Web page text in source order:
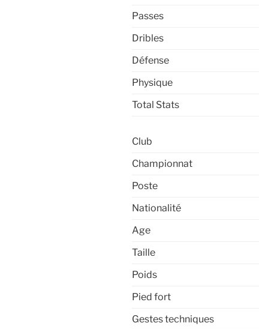
Passes
Dribles
Défense
Physique
Total Stats
Club
Championnat
Poste
Nationalité
Age
Taille
Poids
Pied fort
Gestes techniques